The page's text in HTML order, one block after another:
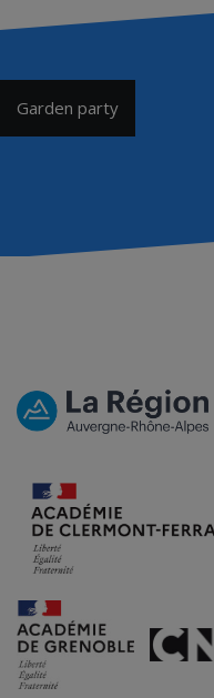
Navigation
de
Garden party